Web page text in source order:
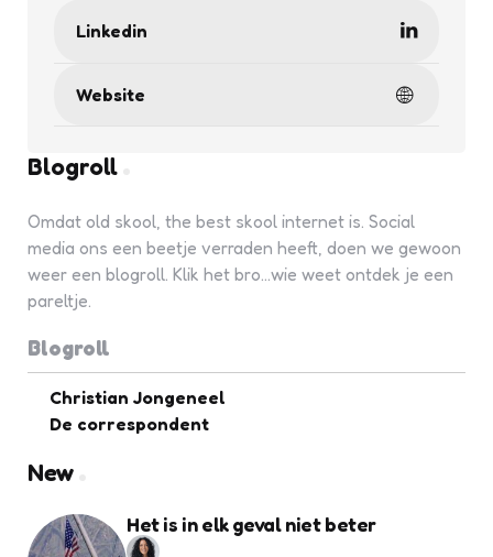
Linkedin
Website
Blogroll
Omdat old skool, the best skool internet is. Social
media ons een beetje verraden heeft, doen we gewoon
weer een blogroll. Klik het bro...wie weet ontdek je een
pareltje.
Blogroll
Christian Jongeneel
De correspondent
New
Het is in elk geval niet beter